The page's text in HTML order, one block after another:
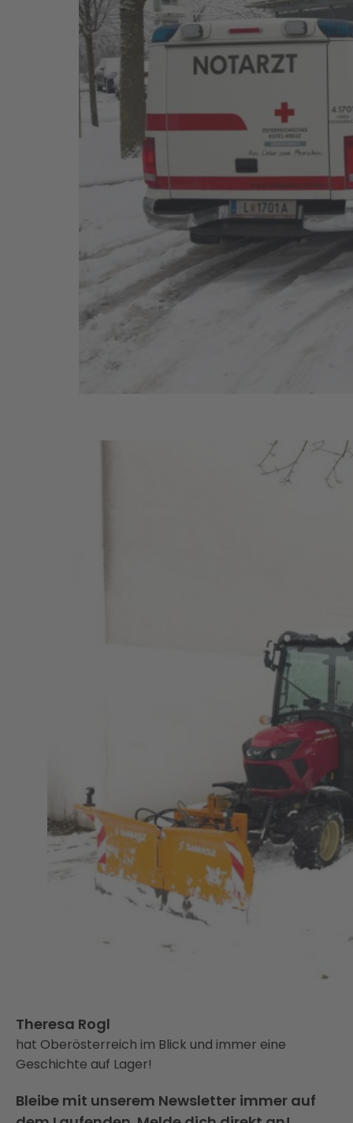
Theresa Rogl
hat Oberösterreich im Blick und immer eine
Geschichte auf Lager!
Bleibe mit unserem Newsletter immer auf